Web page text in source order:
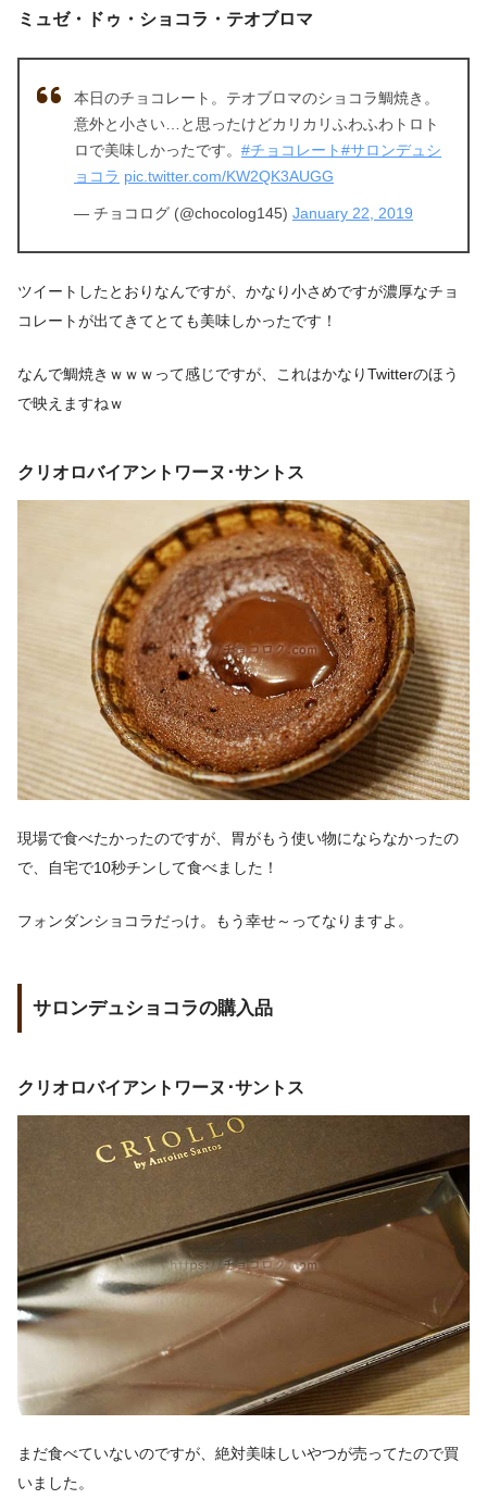
ミュゼ・ドゥ・ショコラ・テオブロマ
本日のチョコレート。テオブロマのショコラ鯛焼き。
意外と小さい…と思ったけどカリカリふわふわトロト
ロで美味しかったです。 #チョコレート#サロンデュシ
ョコラ pic.twitter.com/KW2QK3AUGG
— チョコログ (@chocolog145) January 22, 2019
ツイートしたとおりなんですが、かなり小さめですが濃厚なチョ
コレートが出てきてとても美味しかったです！
なんで鯛焼きｗｗｗって感じですが、これはかなりTwitterのほう
で映えますねｗ
クリオロバイアントワーヌ･サントス
現場で食べたかったのですが、胃がもう使い物にならなかったの
で、自宅で10秒チンして食べました！
フォンダンショコラだっけ。もう幸せ～ってなりますよ。
サロンデュショコラの購入品
クリオロバイアントワーヌ･サントス
まだ食べていないのですが、絶対美味しいやつが売ってたので買
いました。